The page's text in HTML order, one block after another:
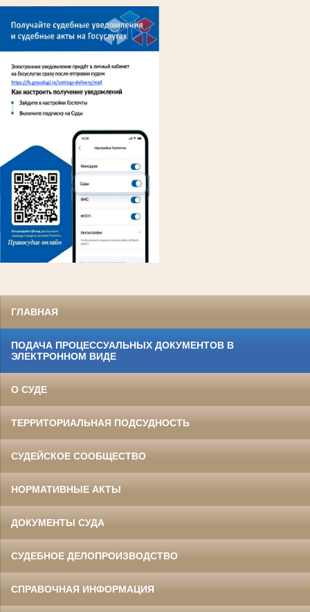
ГЛАВНАЯ
ПОДАЧА ПРОЦЕССУАЛЬНЫХ ДОКУМЕНТОВ В
ЭЛЕКТРОННОМ ВИДЕ
О СУДЕ
ТЕРРИТОРИАЛЬНАЯ ПОДСУДНОСТЬ
СУДЕЙСКОЕ СООБЩЕСТВО
НОРМАТИВНЫЕ АКТЫ
ДОКУМЕНТЫ СУДА
СУДЕБНОЕ ДЕЛОПРОИЗВОДСТВО
СПРАВОЧНАЯ ИНФОРМАЦИЯ